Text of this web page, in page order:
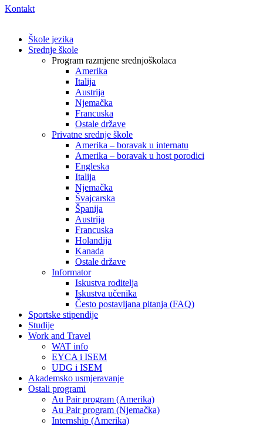
Kontakt
Škole jezika
Srednje škole
Program razmjene srednjoškolaca
Amerika
Italija
Austrija
Njemačka
Francuska
Ostale države
Privatne srednje škole
Amerika – boravak u internatu
Amerika – boravak u host porodici
Engleska
Italija
Njemačka
Švajcarska
Španija
Austrija
Francuska
Holandija
Kanada
Ostale države
Informator
Iskustva roditelja
Iskustva učenika
Često postavljana pitanja (FAQ)
Sportske stipendije
Studije
Work and Travel
WAT info
EYCA i ISEM
UDG i ISEM
Akademsko usmjeravanje
Ostali programi
Au Pair program (Amerika)
Au Pair program (Njemačka)
Internship (Amerika)